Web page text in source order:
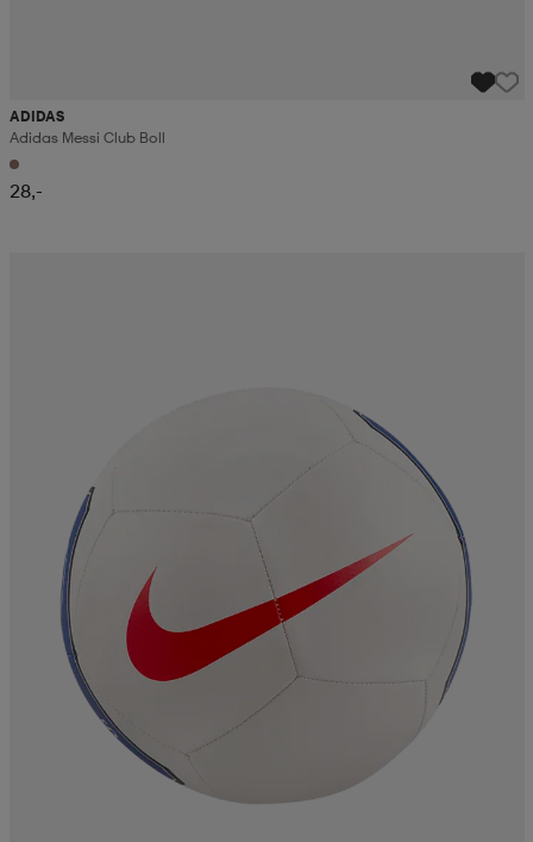
ADIDAS
Adidas Messi Club Boll
28,-